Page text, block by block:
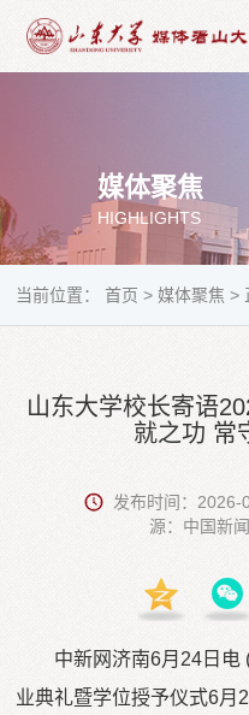
媒体聚焦
HIGHLIGHTS
当前位置：首页 > 媒体聚焦 >
山东大学校长寄语
就之功 常
发布时间：2026-
源：中国新
中新网济南6月24日电
业典礼暨学位授予仪式6月